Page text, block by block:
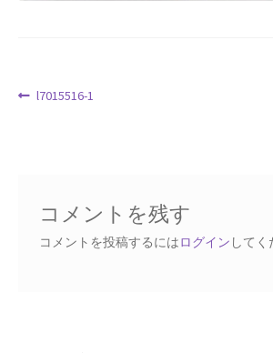
Wishlist
投 前
l7015516-1
コメントを残す
コメントを投稿するにはログイン してく